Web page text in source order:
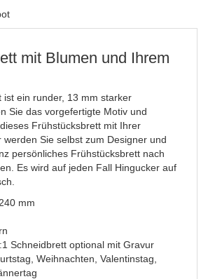
mit Blumen und Ihrem
ist ein runder, 13 mm starker
Sie das vorgefertigte Motiv und
Frühstücksbrett mit Ihrer
werden Sie selbst zum Designer und
persönliches Frühstücksbrett nach
Es wird auf jeden Fall Hingucker auf
mm
Schneidbrett optional mit Gravur
Weihnachten, Valentinstag,